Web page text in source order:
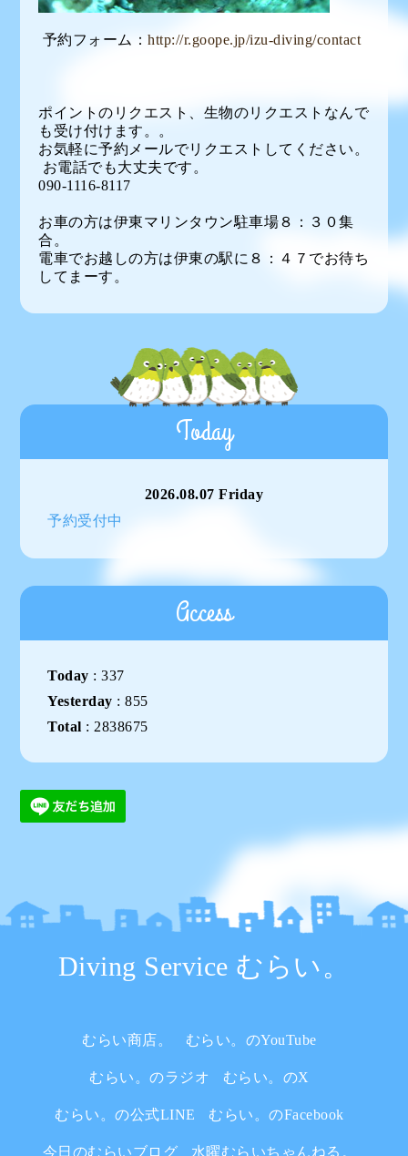
予約フォーム：http://r.goope.jp/izu-diving/contact
ポイントのリクエスト、生物のリクエストなんで
も受け付けます。。
お気軽に予約メールでリクエストしてください。
お電話でも大丈夫です。
090-1116-8117
お車の方は伊東マリンタウン駐車場８：３０集
合。
電車でお越しの方は伊東の駅に８：４７でお待ち
してまーす。
Today
2026.08.07 Friday
予約受付中
Access
Today :337
Yesterday :855
Total : 2838675
Diving Service むらい。
むらい商店。 むらい。のYouTube
むらい。のラジオ むらい。のX
むらい。の公式LINE むらい。のFacebook
今日のむらいブログ 水曜むらいちゃんねる。